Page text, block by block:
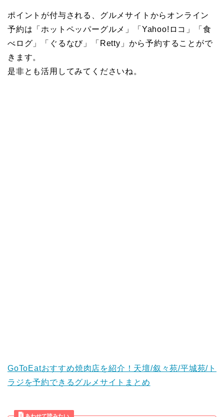
ポイントが付与される、グルメサイトからオンライン
予約は「ホットペッパーグルメ」「Yahoo!ロコ」「食
べログ」「ぐるなび」「Retty」から予約することがで
きます。
是非とも活用してみてくださいね。
GoToEatおすすめ焼肉店を紹介！天壇/叙々苑/平城苑/ト
ラジを予約できるグルメサイトまとめ